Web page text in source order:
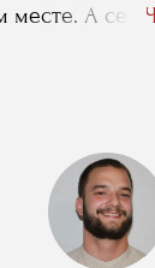
месте. А
меня